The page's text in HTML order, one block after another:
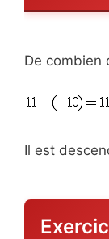
De combien
Il est